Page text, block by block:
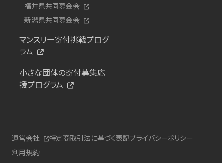
福井県共同募金会
新潟県共同募金会
マンスリー寄付挑戦プログ
ラム
小さな団体の寄付募集応
援プログラム
運営会社 特定商取引法に基づく表記プライバシーポリシー
利用規約